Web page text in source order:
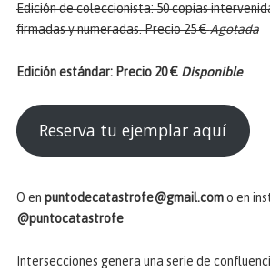
Edición de coleccionista: 50 copias
firmadas y numeradas. Precio 25 €Agotada
Edición estándar: Precio 20 € Disponible
Reserva tu ejemplar aquí
O en puntodecatastrofe@gmail.como en
@puntocatastrofe
Intersecciones genera una serie de